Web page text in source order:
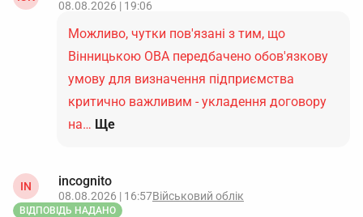
08.08.2026 | 19:06
Можливо, чутки пов'язані з тим, що
Вінницькою ОВА передбачено обов'язкову
умову для визначення підприємства
критично важливим - укладення договору
на… Ще
IN incognito
08.08.2026 | 16:57Військовий облік
ВІДПОВІДЬ НАДАНО